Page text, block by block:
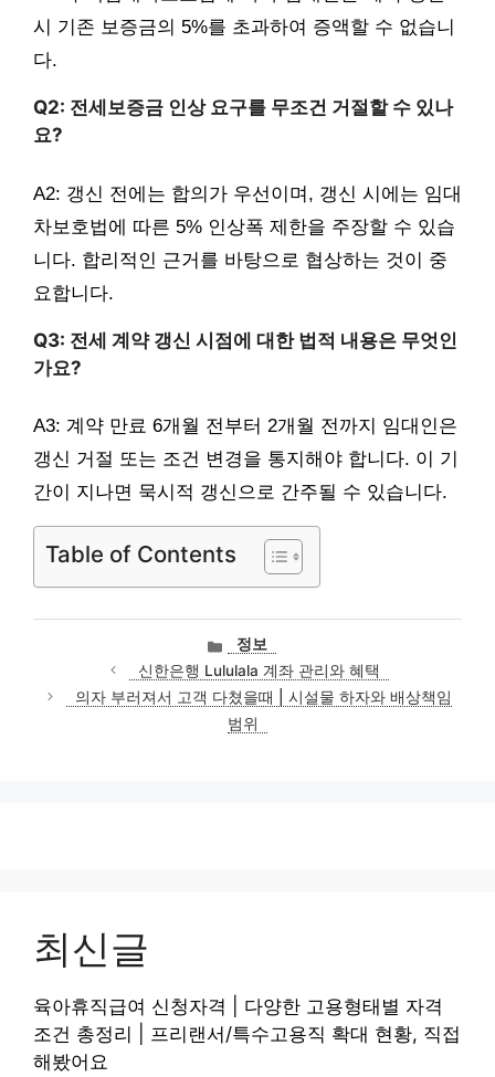
시 기존 보증금의 5%를 초과하여 증액할 수 없습니
다.
Q2: 전세보증금 인상 요구를 무조건 거절할 수 있나
요?
A2: 갱신 전에는 합의가 우선이며, 갱신 시에는 임대
차보호법에 따른 5% 인상폭 제한을 주장할 수 있습
니다. 합리적인 근거를 바탕으로 협상하는 것이 중
요합니다.
Q3: 전세 계약 갱신 시점에 대한 법적 내용은 무엇인
가요?
A3: 계약 만료 6개월 전부터 2개월 전까지 임대인은
갱신 거절 또는 조건 변경을 통지해야 합니다. 이 기
간이 지나면 묵시적 갱신으로 간주될 수 있습니다.
Table of Contents
카
테
고
리
정보
신한은행 Lululala 계좌 관리와 혜택
의자 부러져서 고객 다쳤을때 | 시설물 하자와 배상책임
범위
최신글
육아휴직급여 신청자격 | 다양한 고용형태별 자격
조건 총정리 | 프리랜서/특수고용직 확대 현황, 직접
해봤어요